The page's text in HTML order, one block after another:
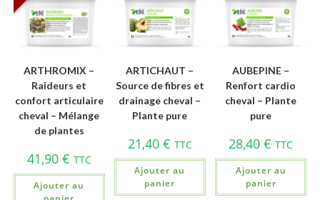
ARTHROMIX –
Raideurs et
confort articulaire
cheval – Mélange
de plantes
41,90 € TTC
Ajouter au
ARTICHAUT –
Source de fibres et
drainage cheval –
Plante pure
21,40 € TTC
Ajouter au
panier
AUBEPINE –
Renfort cardio
cheval – Plante
pure
28,40€ TTC
Ajouter au
panier